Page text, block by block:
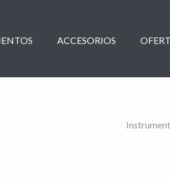
ACCESORIOS